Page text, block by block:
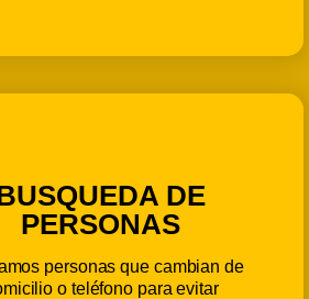
DE
PERSONAS
personas que cambian de
o teléfono para evitar